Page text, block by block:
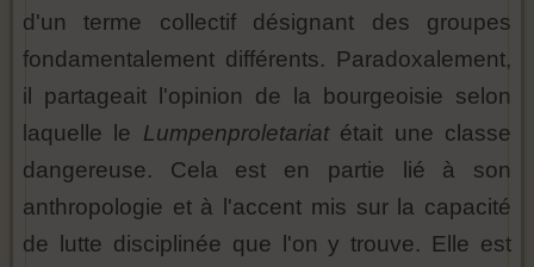
d'un terme collectif désignant des groupes
fondamentalement différents. Paradoxalement,
il partageait l'opinion de la bourgeoisie selon
laquelle le Lumpenproletariat était une classe
dangereuse. Cela est en partie lié à son
anthropologie et à l'accent mis sur la capacité
de lutte disciplinée que l'on y trouve. Elle est